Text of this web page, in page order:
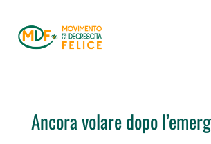
Ancora volare dopo